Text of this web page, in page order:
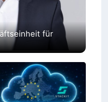
für